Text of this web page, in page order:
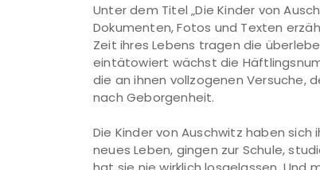
Unter dem Titel „Die Kinder von
Dokumenten, Fotos und Texten
Zeit ihres Lebens tragen die
eintätowiert wächst die
die an ihnen vollzogenen Versuche,
nach Geborgenheit.
Die Kinder von Auschwitz haben
neues Leben, gingen zur Schule,